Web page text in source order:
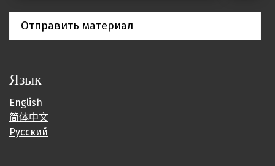
Отправить материал
Язык
English
简体中文
Русский